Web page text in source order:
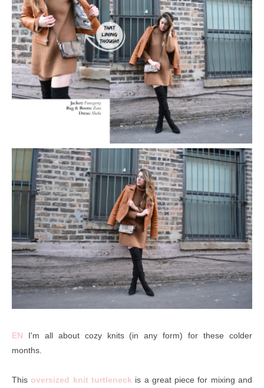
EN I'm all about cozy knits (in any form) for these colder
months.
This oversized knit turtleneck is a great piece for mixing and